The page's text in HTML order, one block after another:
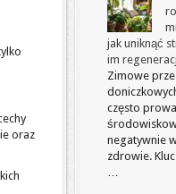
oraz
jak uniknąć
im
Zimowe
często
negatywnie
zdrowie.
…